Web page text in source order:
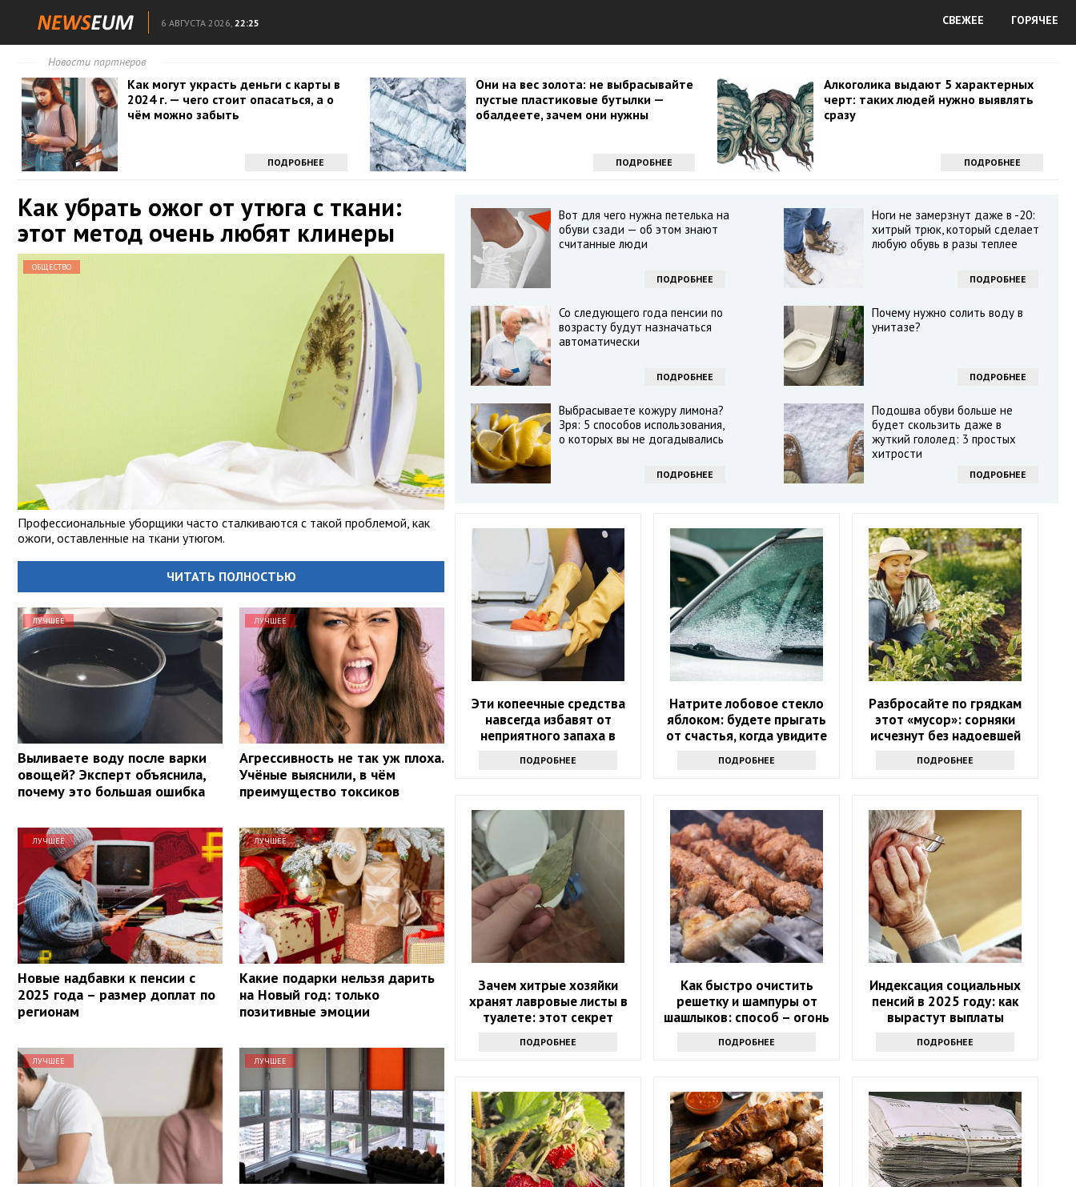
6 АВГУСТА 2026, 22:25 СВЕЖЕЕ ГОРЯЧЕЕ
Новости партнеров
Как могут украсть деньги с карты в
2024 г. — чего стоит опасаться, а о
чём можно забыть
ПОДРОБНЕЕ
Они на вес золота: не выбрасывайте
пустые пластиковые бутылки —
обалдеете, зачем они нужны
ПОДРОБНЕЕ
Алкоголика выдают 5 характерных
черт: таких людей нужно выявлять
сразу
ПОДРОБНЕЕ
Как убрать ожог от утюга с ткани:
этот метод очень любят клинеры
ОБЩЕСТВО
Профессиональные уборщики часто сталкиваются с такой проблемой, как
ожоги, оставленные на ткани утюгом.
ЧИТАТЬ ПОЛНОСТЬЮ
ЛУЧШЕЕ
Выливаете воду после варки
овощей? Эксперт объяснила,
почему это большая ошибка
ЛУЧШЕЕ
Агрессивность не так уж плоха.
Учёные выяснили, в чём
преимущество токсиков
ЛУЧШЕЕ
Новые надбавки к пенсии с
2025 года – размер доплат по
регионам
ЛУЧШЕЕ
Какие подарки нельзя дарить
на Новый год: только
позитивные эмоции
ЛУЧШЕЕ ЛУЧШЕЕ
Вот для чего нужна петелька на
обуви сзади — об этом знают
считанные люди
ПОДРОБНЕЕ
Ноги не замерзнут даже в -20:
хитрый трюк, который сделает
любую обувь в разы теплее
ПОДРОБНЕЕ
Со следующего года пенсии по
возрасту будут назначаться
автоматически
ПОДРОБНЕЕ
Почему нужно солить воду в
унитазе?
ПОДРОБНЕЕ
Выбрасываете кожуру лимона?
Зря: 5 способов использования,
о которых вы не догадывались
ПОДРОБНЕЕ
Подошва обуви больше не
будет скользить даже в
жуткий гололед: 3 простых
хитрости
ПОДРОБНЕЕ
Эти копеечные средства
навсегда избавят от
неприятного запаха в
ПОДРОБНЕЕ
Натрите лобовое стекло
яблоком: будете прыгать
от счастья, когда увидите
ПОДРОБНЕЕ
Разбросайте по грядкам
этот «мусор»: сорняки
исчезнут без надоевшей
ПОДРОБНЕЕ
Зачем хитрые хозяйки
хранят лавровые листы в
туалете: этот секрет
ПОДРОБНЕЕ
Как быстро очистить
решетку и шампуры от
шашлыков: способ – огонь
ПОДРОБНЕЕ
Индексация социальных
пенсий в 2025 году: как
вырастут выплаты
ПОДРОБНЕЕ